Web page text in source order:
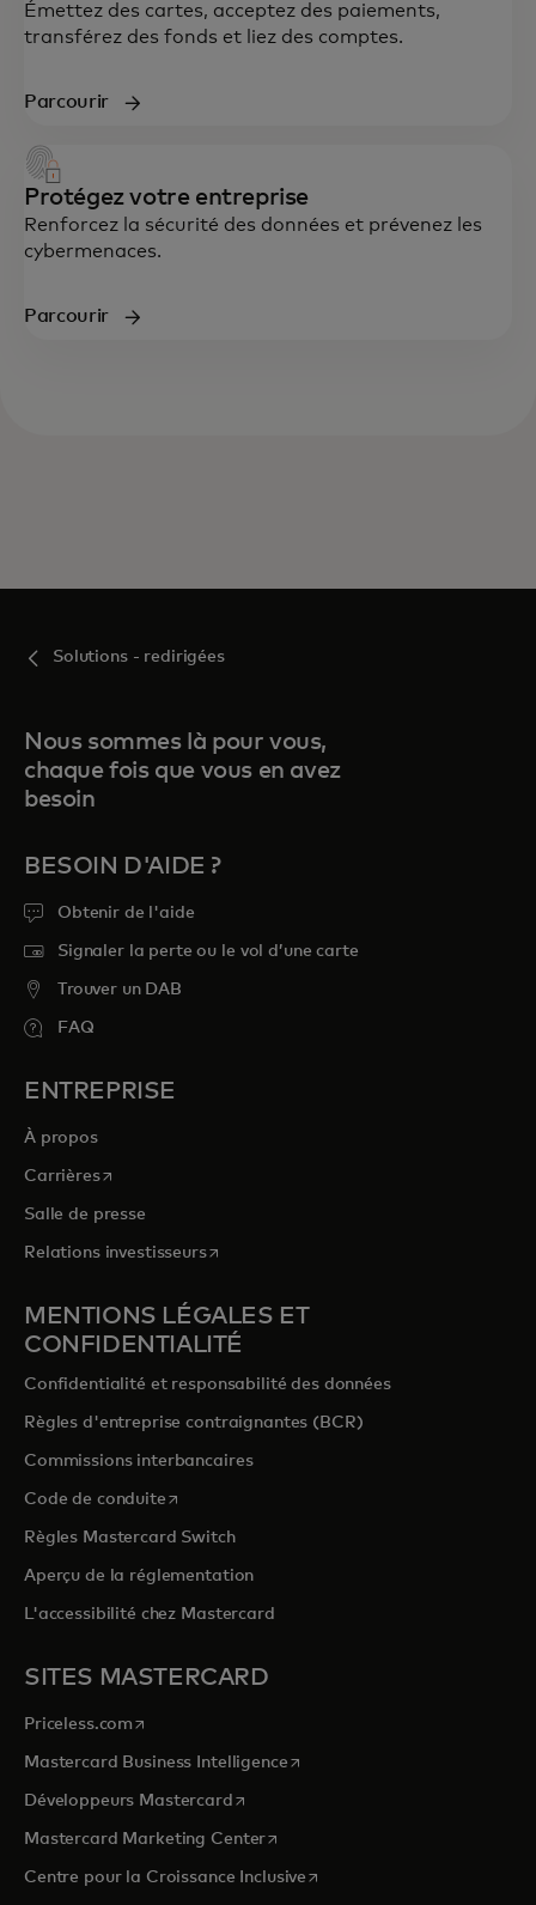
Émettez des cartes, acceptez des paiements,
transférez des fonds et liez des comptes.
Parcourir
Protégez votre entreprise
Renforcez la sécurité des données et prévenez les
cybermenaces.
Parcourir
Solutions - redirigées
Nous sommes là pour vous,
chaque fois que vous en avez
besoin
BESOIN D'AIDE ?
Obtenir de l'aide
Signaler la perte ou le vol d’une carte
Trouver un DAB
FAQ
ENTREPRISE
À propos
Carrièress’ouvre dans un nouvel onglet
Salle de presse
Relations investisseurss’ouvre dans un nouvel onglet
MENTIONS LÉGALES ET
CONFIDENTIALITÉ
Confidentialité et responsabilité des données
Règles d'entreprise contraignantes (BCR)
Commissions interbancaires
Code de conduites’ouvre dans un nouvel onglet
Règles Mastercard Switch
Aperçu de la réglementation
L'accessibilité chez Mastercard
SITES MASTERCARD
Priceless.com s’ouvre dans un nouvel onglet
Mastercard Business Intelligences’ouvre dans un nouvel onglet
Développeurs Mastercards’ouvre dans un nouvel onglet
Mastercard Marketing Centers’ouvre dans un nouvel onglet
Centre pour la Croissance Inclusive s’ouvre dans un nouvel